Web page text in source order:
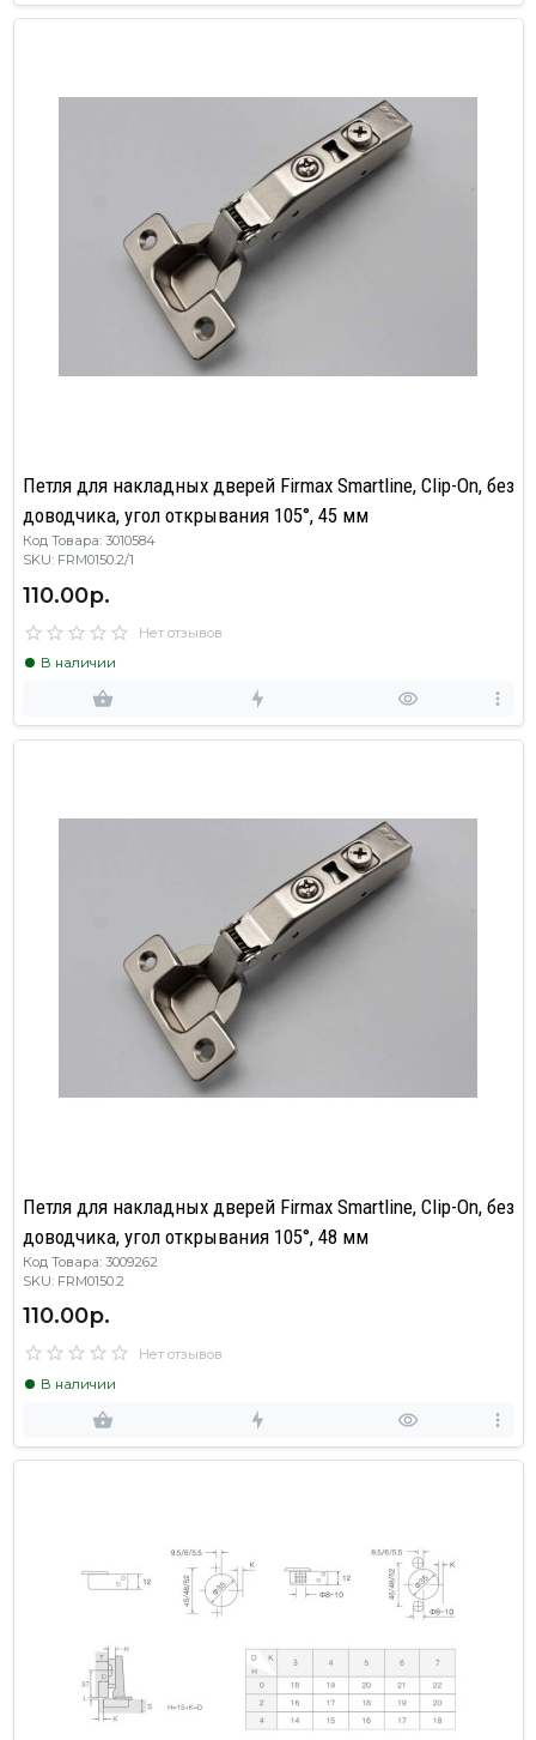
Петля для накладных дверей Firmax Smartline, Clip-On, без
доводчика, угол открывания 105°, 45 мм
Код Товара: 3010584
SKU: FRM0150.2/1
110.00р.
Нет отзывов
В наличии
Петля для накладных дверей Firmax Smartline, Clip-On, без
доводчика, угол открывания 105°, 48 мм
Код Товара: 3009262
SKU: FRM0150.2
110.00р.
Нет отзывов
В наличии